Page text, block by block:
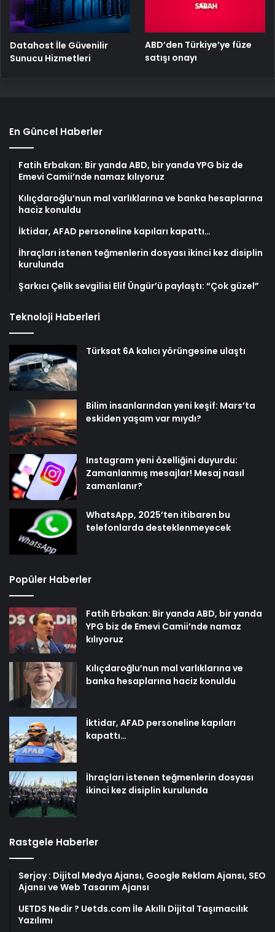
Datahost İle Güvenilir
Sunucu Hizmetleri
ABD’den Türkiye’ye füze
satışı onayı
En Güncel Haberler
Fatih Erbakan: Bir yanda ABD, bir yanda YPG biz de
Emevi Camii’nde namaz kılıyoruz
Kılıçdaroğlu’nun mal varlıklarına ve banka hesaplarına
haciz konuldu
İktidar, AFAD personeline kapıları kapattı…
İhraçları istenen teğmenlerin dosyası ikinci kez disiplin
kurulunda
Şarkıcı Çelik sevgilisi Elif Üngür’ü paylaştı: “Çok güzel”
Teknoloji Haberleri
Türksat 6A kalıcı yörüngesine ulaştı
Bilim insanlarından yeni keşif: Mars’ta
eskiden yaşam var mıydı?
Instagram yeni özelliğini duyurdu:
Zamanlanmış mesajlar! Mesaj nasıl
zamanlanır?
WhatsApp, 2025’ten itibaren bu
telefonlarda desteklenmeyecek
Popüler Haberler
Fatih Erbakan: Bir yanda ABD, bir yanda
YPG biz de Emevi Camii’nde namaz
kılıyoruz
Kılıçdaroğlu’nun mal varlıklarına ve
banka hesaplarına haciz konuldu
İktidar, AFAD personeline kapıları
kapattı…
İhraçları istenen teğmenlerin dosyası
ikinci kez disiplin kurulunda
Rastgele Haberler
Serjoy : Dijital Medya Ajansı, Google Reklam Ajansı, SEO
Ajansı ve Web Tasarım Ajansı
UETDS Nedir ? Uetds.com İle Akıllı Dijital Taşımacılık
Yazılımı